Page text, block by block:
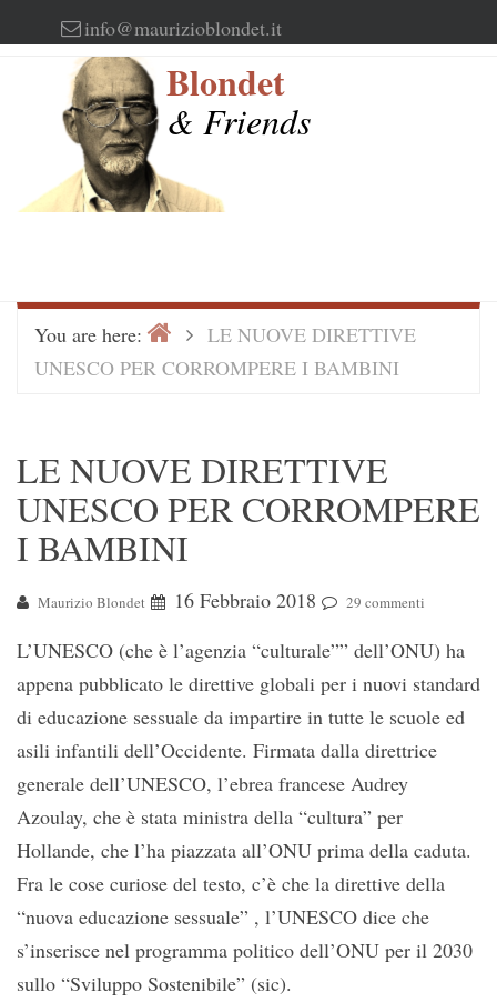
to
info@maurizioblondet.it
Blondet
& Friends
You are here: HomeLE NUOVE DIRETTIVE
UNESCO PER CORROMPERE I BAMBINI
LE NUOVE DIRETTIVE
UNESCO PER CORROMPERE
I BAMBINI
Maurizio Blondet 16 Febbraio 2018 29 commenti
L’UNESCO (che è l’agenzia “culturale”” dell’ONU) ha
appena pubblicato le direttive globali per i nuovi standard
di educazione sessuale da impartire in tutte le scuole ed
asili infantili dell’Occidente. Firmata dalla direttrice
generale dell’UNESCO, l’ebrea francese Audrey
Azoulay, che è stata ministra della “cultura” per
Hollande, che l’ha piazzata all’ONU prima della caduta.
Fra le cose curiose del testo, c’è che la direttive della
“nuova educazione sessuale” , l’UNESCO dice che
s’inserisce nel programma politico dell’ONU per il 2030
sullo “Sviluppo Sostenibile” (sic).